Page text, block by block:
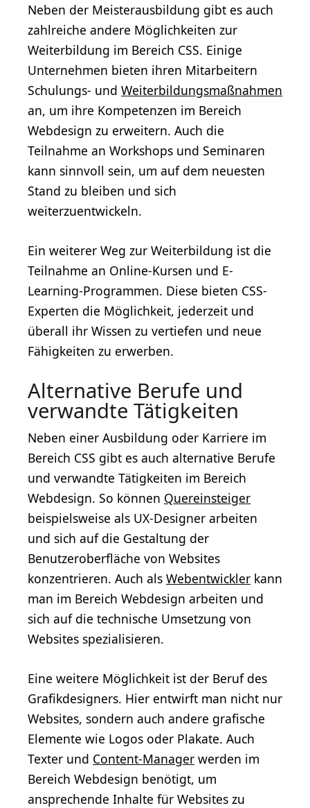
Neben der Meisterausbildung gibt es auch
zahlreiche andere Möglichkeiten zur
Weiterbildung im Bereich CSS. Einige
Unternehmen bieten ihren Mitarbeitern
Schulungs- und Weiterbildungsmaßnahmen
an, um ihre Kompetenzen im Bereich
Webdesign zu erweitern. Auch die
Teilnahme an Workshops und Seminaren
kann sinnvoll sein, um auf dem neuesten
Stand zu bleiben und sich
weiterzuentwickeln.
Ein weiterer Weg zur Weiterbildung ist die
Teilnahme an Online-Kursen und E-
Learning-Programmen. Diese bieten CSS-
Experten die Möglichkeit, jederzeit und
überall ihr Wissen zu vertiefen und neue
Fähigkeiten zu erwerben.
Alternative Berufe und
verwandte Tätigkeiten
Neben einer Ausbildung oder Karriere im
Bereich CSS gibt es auch alternative Berufe
und verwandte Tätigkeiten im Bereich
Webdesign. So können Quereinsteiger
beispielsweise als UX-Designer arbeiten
und sich auf die Gestaltung der
Benutzeroberfläche von Websites
konzentrieren. Auch als Webentwickler kann
man im Bereich Webdesign arbeiten und
sich auf die technische Umsetzung von
Websites spezialisieren.
Eine weitere Möglichkeit ist der Beruf des
Grafikdesigners. Hier entwirft man nicht nur
Websites, sondern auch andere grafische
Elemente wie Logos oder Plakate. Auch
Texter und Content-Manager werden im
Bereich Webdesign benötigt, um
ansprechende Inhalte für Websites zu